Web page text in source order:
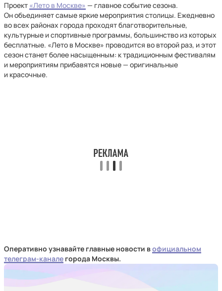
Проект «Лето в Москве» — главное событие сезона.
Он объединяет самые яркие мероприятия столицы. Ежедневно
во всех районах города проходят благотворительные,
культурные и спортивные программы, большинство из которых
бесплатные. «Лето в Москве» проводится во второй раз, и этот
сезон станет более насыщенным: к традиционным фестивалям
и мероприятиям прибавятся новые — оригинальные
и красочные.
Оперативно узнавайте главные новости вофициальном
телеграм-канале города Москвы.